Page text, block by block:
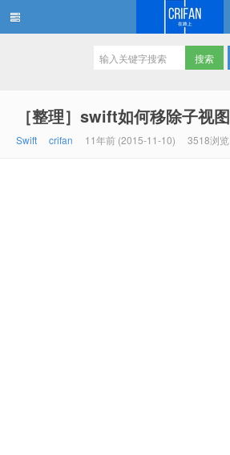
［整理］swift如何移除子视图
Swift crifan 11年前 (2015-11-10) 3518浏览